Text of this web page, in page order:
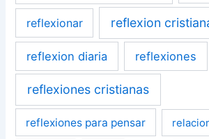
reflexionar reflexion
reflexion diaria reflexiones
reflexiones cristianas
reflexiones para pensar